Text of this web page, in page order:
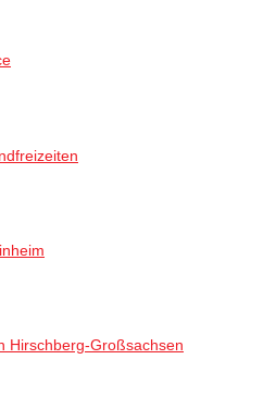
Hirschberg-Großsachsen